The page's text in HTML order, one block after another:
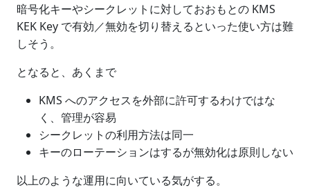
暗号化キーやシークレットに対しておおもとの KMS
KEK Key で有効／無効を切り替えるといった使い方は難
しそう。
となると、あくまで
KMS へのアクセスを外部に許可するわけではな
く、管理が容易
シークレットの利用方法は同一
キーのローテーションはするが無効化は原則しない
以上のような運用に向いている気がする。